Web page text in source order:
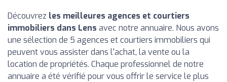
Découvrez les meilleures agences et courtiers
immobiliers dans Lens avec notre annuaire. Nous avons
une sélection de 5 agences et courtiers immobiliers qui
peuvent vous assister dans l'achat, la vente ou la
location de propriétés. Chaque professionnel de notre
annuaire a été vérifié pour vous offrir le service le plus